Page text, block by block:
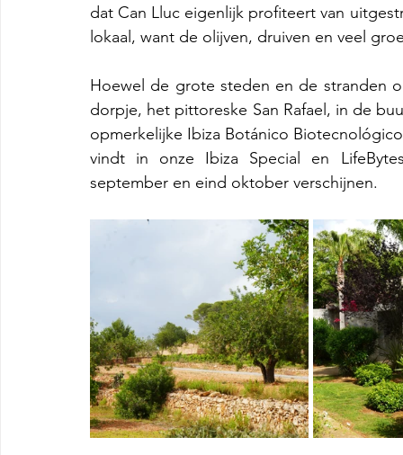
dat Can Lluc eigenlijk profiteert van
lokaal, want de olijven, druiven en veel
Hoewel de grote steden en de stranden
dorpje, het pittoreske San Rafael, in de
opmerkelijke Ibiza Botánico
vindt in onze Ibiza Special en
september en eind oktober verschijnen.